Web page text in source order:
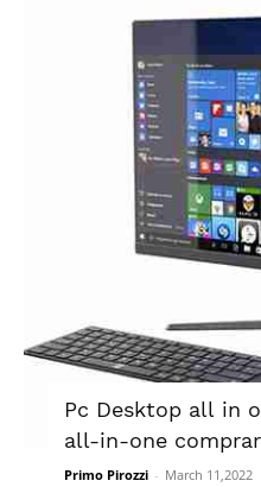
Pc Desktop all in
all-in-one
Primo Pirozzi - March 11,2022